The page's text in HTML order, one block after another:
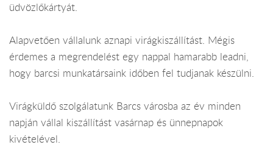
üdvözlőkártyát.
Alapvetően vállalunk aznapi virágkiszállítást. Mégis
érdemes a megrendelést egy nappal hamarabb leadni,
hogy barcsi munkatársaink időben fel tudjanak készülni.
Virágküldő szolgálatunk Barcs városba az év minden
napján vállal kiszállítást vasárnap és ünnepnapok
kivételével.